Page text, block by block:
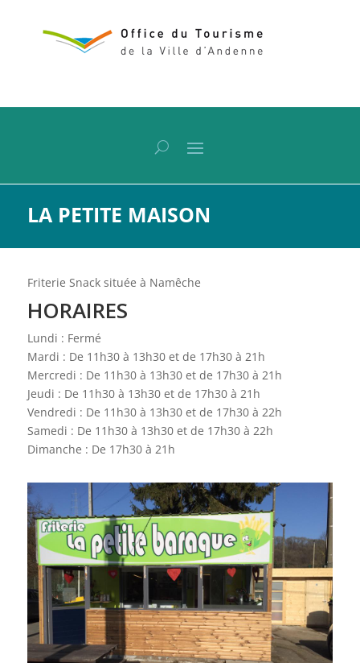
LA PETITE MAISON
Friterie Snack située à Namêche
HORAIRES
Lundi : Fermé
Mardi : De 11h30 à 13h30 et de 17h30 à 21h
Mercredi : De 11h30 à 13h30 et de 17h30 à 21h
Jeudi : De 11h30 à 13h30 et de 17h30 à 21h
Vendredi : De 11h30 à 13h30 et de 17h30 à 22h
Samedi : De 11h30 à 13h30 et de 17h30 à 22h
Dimanche : De 17h30 à 21h